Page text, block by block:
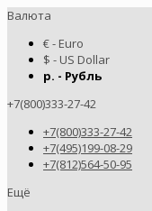
Валюта
€ - Euro
$ - US Dollar
р. - Рубль
+7(800)333-27-42
+7(800)333-27-42
+7(495)199-08-29
+7(812)564-50-95
Ещё